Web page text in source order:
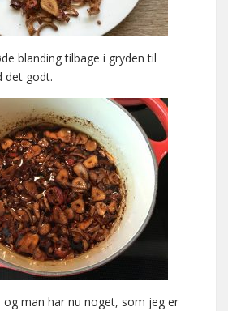
blanding tilbage i gryden til
det godt.
man har nu noget, som jeg er